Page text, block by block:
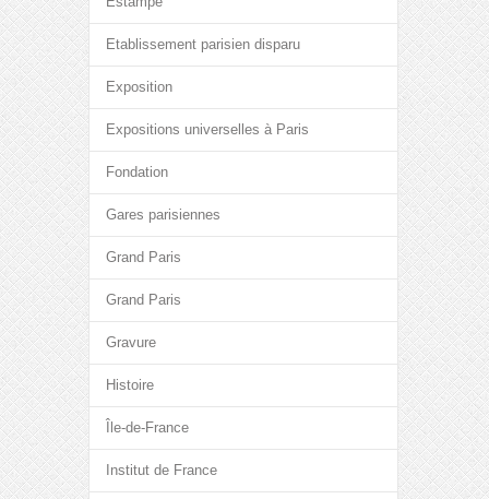
Etablissement parisien disparu
Exposition
Expositions universelles à Paris
Fondation
Gares parisiennes
Grand Paris
Grand Paris
Gravure
Histoire
Île-de-France
Institut de France